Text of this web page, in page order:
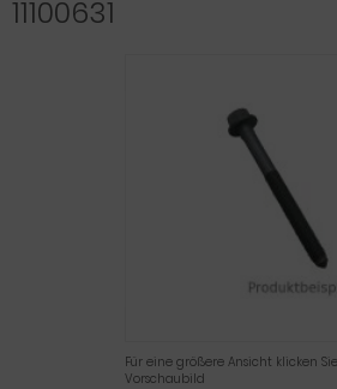
11100631
Für eine größere Ansicht klicken
Vorschaubild